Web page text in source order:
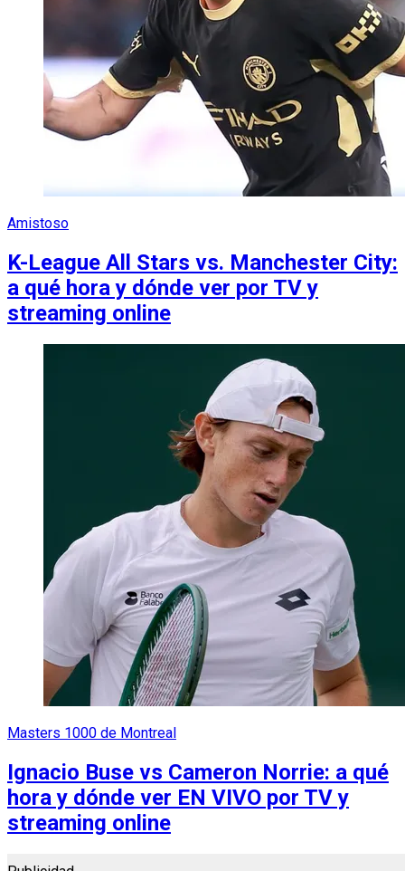
Amistoso
K-League All Stars vs. Manchester City:
a qué hora y dónde ver por TV y
streaming online
Masters 1000 de Montreal
Ignacio Buse vs Cameron Norrie: a qué
hora y dónde ver EN VIVO por TV y
streaming online